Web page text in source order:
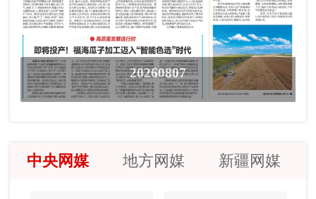
20260807
中央网媒 地方网媒 新疆网媒